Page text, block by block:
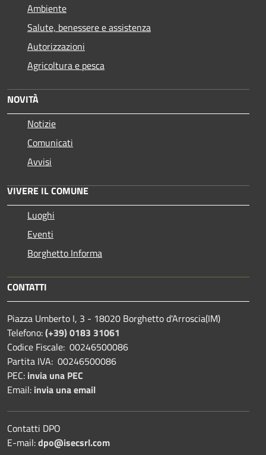
Ambiente
Salute, benessere e assistenza
Autorizzazioni
Agricoltura e pesca
NOVITÀ
Notizie
Comunicati
Avvisi
VIVERE IL COMUNE
Luoghi
Eventi
Borghetto Informa
CONTATTI
Piazza Umberto I, 3 - 18020 Borghetto d'Arroscia(IM)
Telefono:(+39) 0183 31061
Codice Fiscale: 00246500086
Partita IVA: 00246500086
PEC: invia una PEC
Email: invia una email
Contatti DPO
E-mail:dpo@isecsrl.com